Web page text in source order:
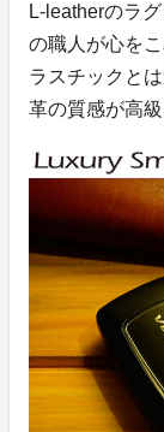
L-leatherのラ
の職人が心を
ラスチックと
革の質感が高